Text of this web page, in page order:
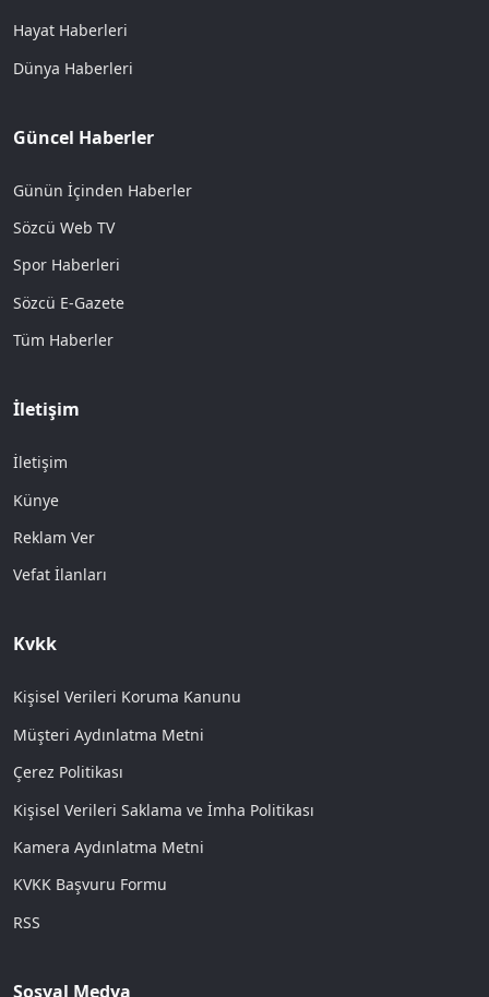
Hayat Haberleri
Dünya Haberleri
Güncel Haberler
Günün İçinden Haberler
Sözcü Web TV
Spor Haberleri
Sözcü E-Gazete
Tüm Haberler
İletişim
İletişim
Künye
Reklam Ver
Vefat İlanları
Kvkk
Kişisel Verileri Koruma Kanunu
Müşteri Aydınlatma Metni
Çerez Politikası
Kişisel Verileri Saklama ve İmha Politikası
Kamera Aydınlatma Metni
KVKK Başvuru Formu
RSS
Sosyal Medya